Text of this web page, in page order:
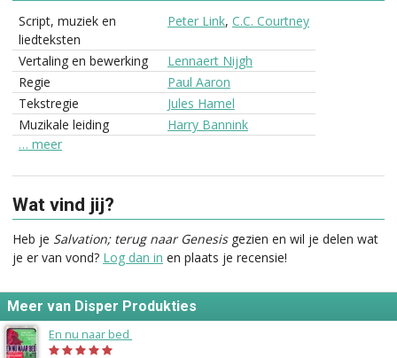
Script, muziek en
liedteksten
Peter Link, C.C. Courtney
Vertaling en bewerking
Lennaert Nijgh
Regie
Paul Aaron
Tekstregie
Jules Hamel
Muzikale leiding
Harry Bannink
… meer
Wat vind jij?
Heb je Salvation; terug naar Genesisgezien en wil je delen wat
je er van vond? Log dan in en plaats je recensie!
Meer van Disper Produkties
En nu naar bed